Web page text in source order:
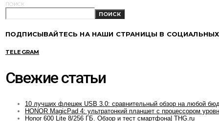
ПОИСК
ПОИСК
ПОДПИСЫВАЙТЕСЬ НА НАШИ СТРАНИЦЫ В СОЦИАЛЬНЫХ
TELEGRAM
Свежие статьи
10 лучших флешек USB 3.0: сравнительный обзор на любой
HONOR MagicPad 4: ультратонкий планшет с процессором
Honor 600 Lite 8/256 ГБ. Обзор и тест смартфона| THG.ru